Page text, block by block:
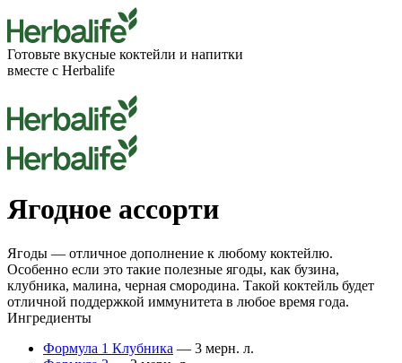
Готовьте вкусные коктейли и напитки
вместе с Herbalife
Ягодное ассорти
Ягоды — отличное дополнение к любому коктейлю.
Особенно если это такие полезные ягоды, как бузина,
клубника, малина, черная смородина. Такой коктейль будет
отличной поддержкой иммунитета в любое время года.
Ингредиенты
Формула 1 Клубника — 3 мерн. л.